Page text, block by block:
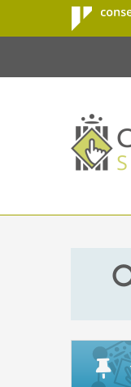
Salta al contingut